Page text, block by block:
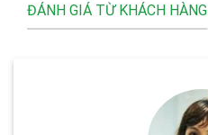
ĐÁNH GIÁ TỪ KHÁCH HÀNG